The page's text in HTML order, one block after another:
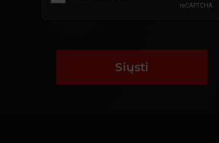
Siųsti